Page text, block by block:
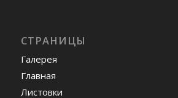
СТРАНИЦЫ
Галерея
Главная
Листовки